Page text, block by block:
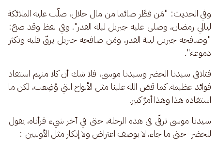
وفي الحديث: "مَن فطَّر صائما من مال حلال، صلّت عليه الملائكة
ليالي رمضان، وصلى عليه جبريل ليلة القدر". وفي لفظ وقد صحّ:
"وصافحه جبريل ليلة القدر، ومَن صافحه جبريل يرقّ قلبه وتكثر
دموعه.".
فتلاقى سيدنا الخضر وسيدنا موسى، فلا شك أن كلا منهم استفاد
فوائد عظيمة. كما قصّ الله علينا مثل الألواح التي وُضِعت، لكن ما
استفاده هذا وهذا أمرٌ كبير.
سيدنا موسى ترقّى في هذه الرحلة، حتى في آخر شيء قرأناه، يقول
للخضر -حتى ما جاء، لا بوصف اعتراض ولا إنكار مثل الأوليين-: